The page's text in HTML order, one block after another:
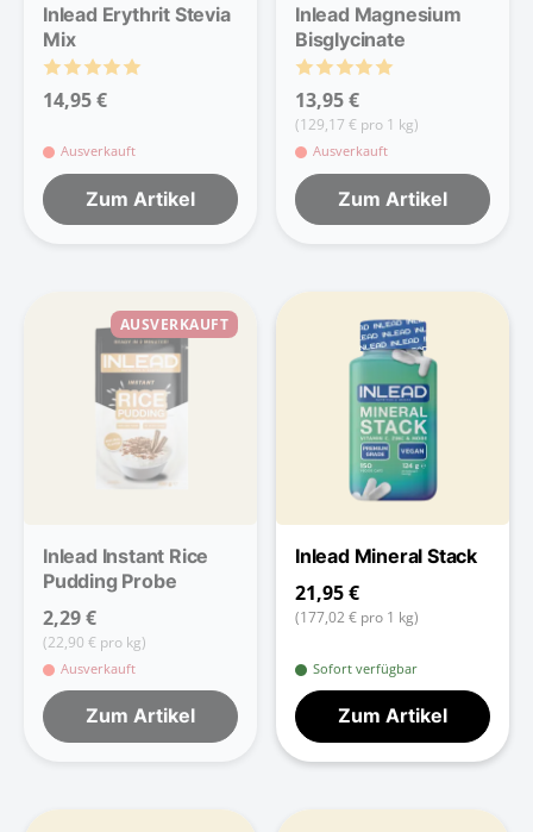
Inlead Erythrit Stevia
Mix
14,95 €
Ausverkauft
Zum Artikel
Inlead Magnesium
Bisglycinate
13,95 €
(129,17 € pro 1 kg)
Ausverkauft
Zum Artikel
AUSVERKAUFT
Inlead Instant Rice
Pudding Probe
2,29 €
(22,90 € pro kg)
Ausverkauft
Zum Artikel
Inlead Mineral Stack
21,95 €
(177,02 € pro 1 kg)
Sofort verfügbar
Zum Artikel